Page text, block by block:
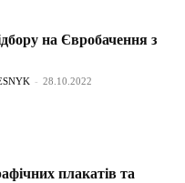
на Євробачення з
- 28.10.2022
плакатів та